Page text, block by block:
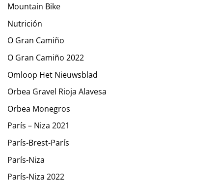
Mountain Bike
Nutrición
O Gran Camiño
O Gran Camiño 2022
Omloop Het Nieuwsblad
Orbea Gravel Rioja Alavesa
Orbea Monegros
París – Niza 2021
París-Brest-París
París-Niza
París-Niza 2022